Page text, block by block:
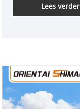
Lees verder